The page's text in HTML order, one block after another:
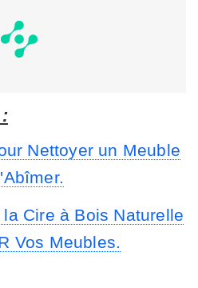
Nettoyer un Meuble
Cire à Bois Naturelle
Vos Meubles.